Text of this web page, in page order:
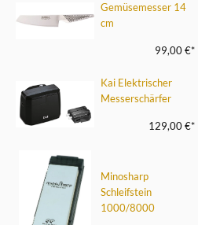
Gemüsemesser 14
cm
99,00 €*
Kai Elektrischer
Messerschärfer
129,00 €*
Minosharp
Schleifstein
1000/8000